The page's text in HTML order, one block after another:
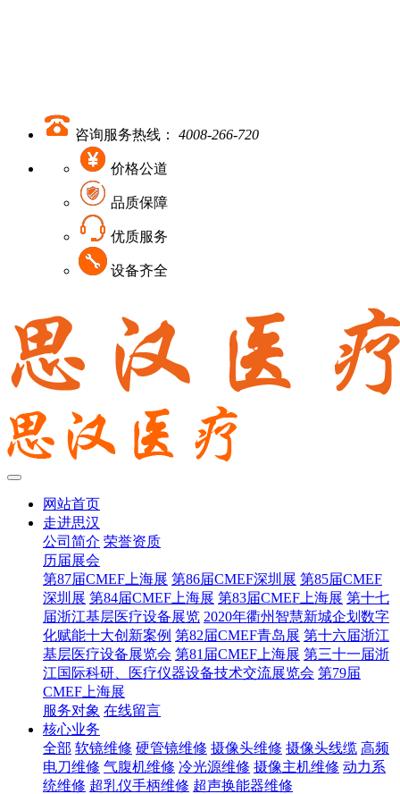
咨询服务热线： 4008-266-720
价格公道
品质保障
优质服务
设备齐全
网站首页
走进思汉
公司简介 荣誉资质
历届展会
第87届CMEF上海展 第86届CMEF深圳展 第85届CMEF
深圳展 第84届CMEF上海展 第83届CMEF上海展 第十七
届浙江基层医疗设备展览 2020年衢州智慧新城企划数字
化赋能十大创新案例 第82届CMEF青岛展 第十六届浙江
基层医疗设备展览会 第81届CMEF上海展 第三十一届浙
江国际科研、医疗仪器设备技术交流展览会 第79届
CMEF上海展
服务对象 在线留言
核心业务
全部 软镜维修 硬管镜维修 摄像头维修 摄像头线缆 高频
电刀维修 气腹机维修 冷光源维修 摄像主机维修 动力系
统维修 超乳仪手柄维修 超声换能器维修